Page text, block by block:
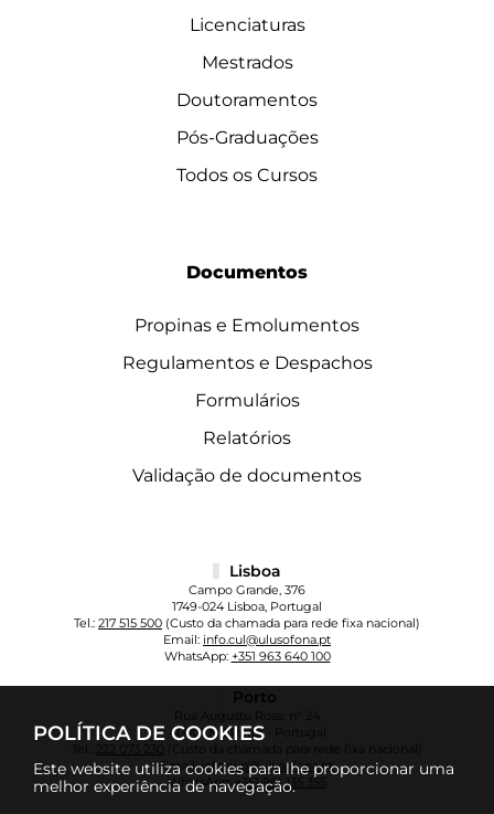
POLÍTICA DE COOKIES
Este website utiliza cookies para lhe proporcionar uma
melhor experiência de navegação.
Licenciaturas
Mestrados
Doutoramentos
Pós-Graduações
Todos os Cursos
Documentos
Propinas e Emolumentos
Regulamentos e Despachos
Formulários
Relatórios
Validação de documentos
Lisboa
Campo Grande, 376
1749-024 Lisboa, Portugal
Tel.: 217 515 500 (Custo da chamada para rede fixa nacional)
Email: info.cul@ulusofona.pt
WhatsApp: +351 963 640 100
Porto
Rua Augusto Rosa, nº 24
4000-098 Porto - Portugal
222 073 230
(Custo da chamada para rede fixa nacional)
Email:info.cup@ulusofona.pt
WhatsApp:+351 961 135 355